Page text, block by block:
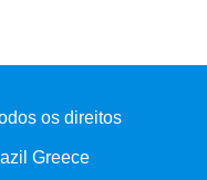
os direitos
Greece